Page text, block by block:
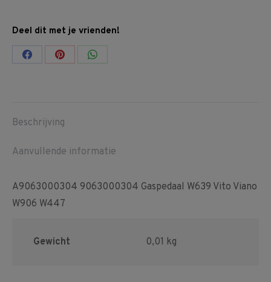
Deel dit met je vrienden!
Share Share Share
Beschrijving
Aanvullende informatie
A9063000304 9063000304 Gaspedaal W639 Vito Viano
W906 W447
Gewicht 0,01 kg